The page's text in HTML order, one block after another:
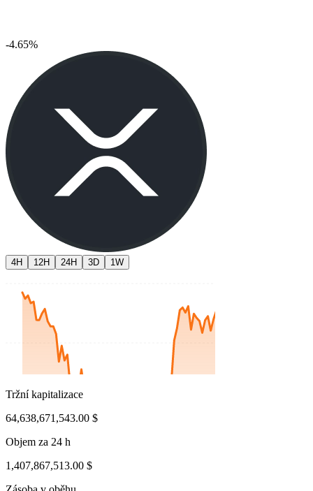
-4.65%
4H 12H 24H 3D 1W
Tržní kapitalizace
64,638,671,543.00 $
Objem za 24 h
1,407,867,513.00 $